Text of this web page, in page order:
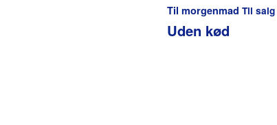
Til morgenmad Til salg
Uden kød